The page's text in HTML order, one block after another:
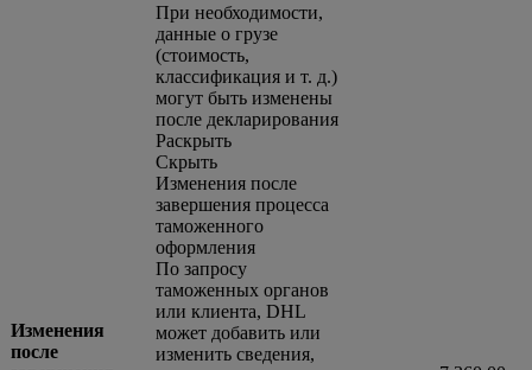
Изменения
после
При необходимости,
данные о грузе
(стоимость,
классификация и т. д.)
могут быть изменены
после декларирования
Раскрыть
Скрыть
Изменения после
завершения процесса
таможенного
оформления
По запросу
таможенных органов
или клиента, DHL
может добавить или
изменить сведения,